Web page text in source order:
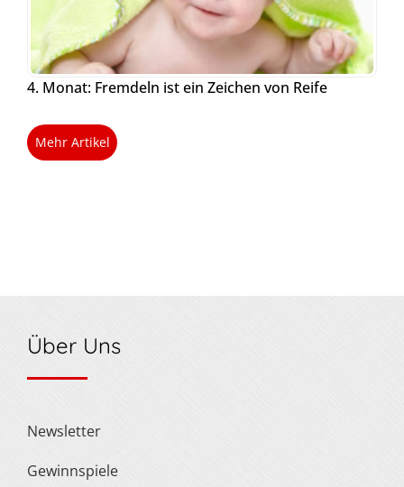
4. Monat: Fremdeln ist ein Zeichen von Reife
Mehr Artikel
Über Uns
Newsletter
Gewinnspiele